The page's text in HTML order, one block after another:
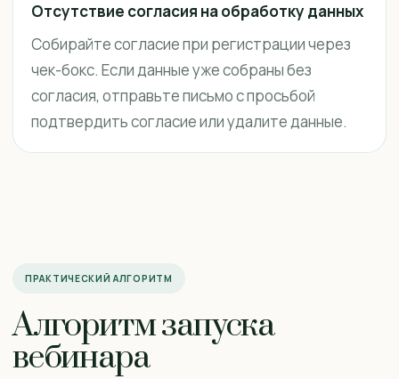
Отсутствие согласия на обработку данных
Собирайте согласие при регистрации через
чек-бокс. Если данные уже собраны без
согласия, отправьте письмо с просьбой
подтвердить согласие или удалите данные.
ПРАКТИЧЕСКИЙ АЛГОРИТМ
Алгоритм запуска
вебинара